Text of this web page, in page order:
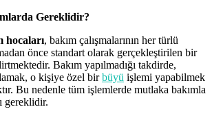
Gereklidir?
hocaları, bakım çalışmalarının her türlü
önce standart olarak gerçekleştirilen bir
Bakım yapılmadığı takdirde,
o kişiye özel birbüyü işlemi yapabilmek
Bu nedenle tüm işlemlerde mutlaka bakımla
gereklidir.